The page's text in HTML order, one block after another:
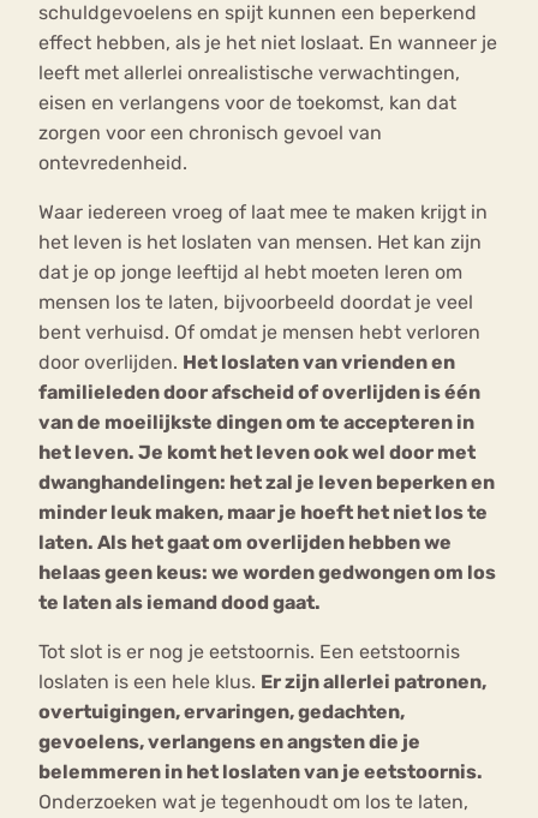
schuldgevoelens en spijt kunnen een beperkend
effect hebben, als je het niet loslaat. En wanneer je
leeft met allerlei onrealistische verwachtingen,
eisen en verlangens voor de toekomst, kan dat
zorgen voor een chronisch gevoel van
ontevredenheid.
Waar iedereen vroeg of laat mee te maken krijgt in
het leven is het loslaten van mensen. Het kan zijn
dat je op jonge leeftijd al hebt moeten leren om
mensen los te laten, bijvoorbeeld doordat je veel
bent verhuisd. Of omdat je mensen hebt verloren
door overlijden. Het loslaten van vrienden en
familieleden door afscheid of overlijden is één
van de moeilijkste dingen om te accepteren in
het leven. Je komt het leven ook wel door met
dwanghandelingen: het zal je leven beperken en
minder leuk maken, maar je hoeft het niet los te
laten. Als het gaat om overlijden hebben we
helaas geen keus: we worden gedwongen om los
te laten als iemand dood gaat.
Tot slot is er nog je eetstoornis. Een eetstoornis
loslaten is een hele klus. Er zijn allerlei patronen,
overtuigingen, ervaringen, gedachten,
gevoelens, verlangens en angsten die je
belemmeren in het loslaten van je eetstoornis.
Onderzoeken wat je tegenhoudt om los te laten,